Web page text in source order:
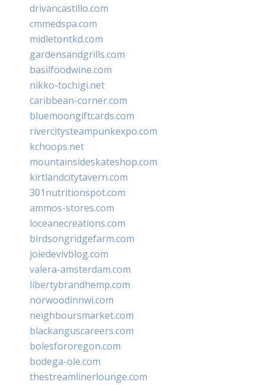
drivancastillo.com
cmmedspa.com
midletontkd.com
gardensandgrills.com
basilfoodwine.com
nikko-tochigi.net
caribbean-corner.com
bluemoongiftcards.com
rivercitysteampunkexpo.com
kchoops.net
mountainsideskateshop.com
kirtlandcitytavern.com
301nutritionspot.com
ammos-stores.com
loceanecreations.com
birdsongridgefarm.com
joiedevivblog.com
valera-amsterdam.com
libertybrandhemp.com
norwoodinnwi.com
neighboursmarket.com
blackanguscareers.com
bolesfororegon.com
bodega-ole.com
thestreamlinerlounge.com